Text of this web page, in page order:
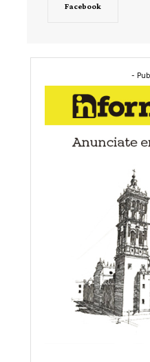
Facebook
-